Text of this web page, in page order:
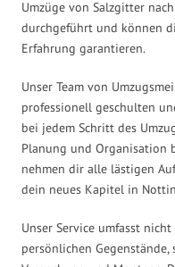
Umzüge von Salzgitter
durchgeführt und können
Erfahrung garantieren.
Unser Team von
professionell geschulten
bei jedem Schritt des
Planung und Organisation
nehmen dir alle lästigen
dein neues Kapitel in
Unser Service umfasst
persönlichen